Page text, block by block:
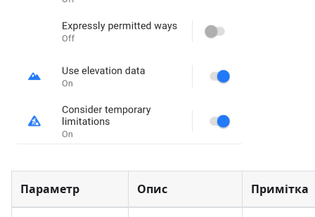
Параметр Опис Примітка